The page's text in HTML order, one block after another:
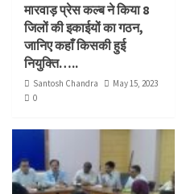
मारवाड़ प्रेस कल्ब ने किया 8
जिलों की इकाईयों का गठन,
जानिए कहाँ किसकी हुई
नियुक्ति…..
Santosh Chandra
May 15, 2023
0